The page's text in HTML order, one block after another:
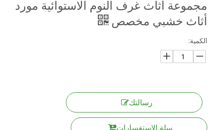
مجموعة أثاث غرف النوم الاستوائية مورد
أثاث خشبي مخصص
الكمية:
رسالتك
سلة الاستفسارات